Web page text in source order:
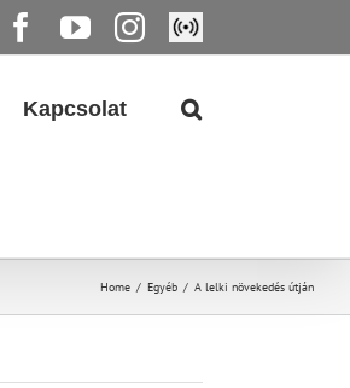
Facebook
YouTube
Instagram
Élő
közvetítés
Kapcsolat
Home / Egyéb / A lelki növekedés útján